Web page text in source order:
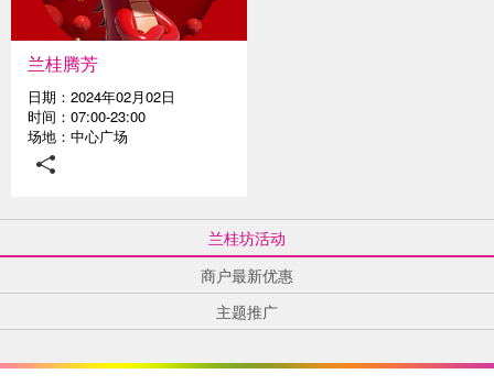
兰桂腾芳
日期：2024年02月02日
时间：07:00-23:00
场地：中心广场
兰桂坊活动
商户最新优惠
主题推广